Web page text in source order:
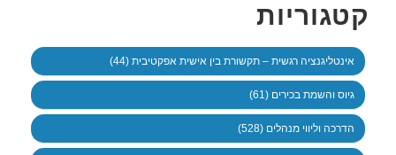
קטגוריות
אינטליגנציה רגשית – תקשורת בין אישית אפקטיבית (44)
גיוס והשמת בכירים (61)
הדרכה וליווי מנהלים (528)